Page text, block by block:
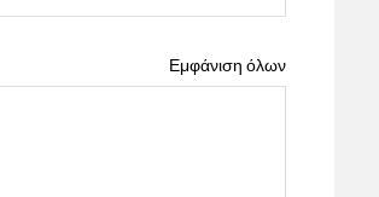
Εμφάνιση όλων